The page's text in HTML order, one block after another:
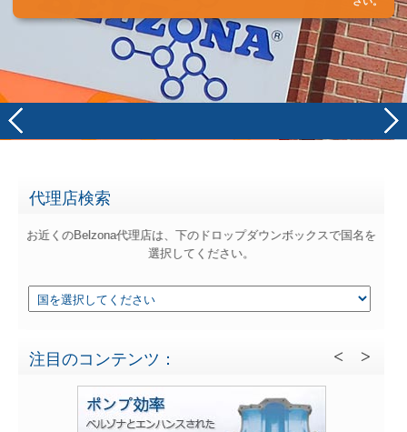
代理店検索
お近くのBelzona代理店は、下のドロップダウンボックスで国名を
選択してください。
注目のコンテンツ：
遠心力ポンプ
Find Out More